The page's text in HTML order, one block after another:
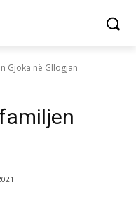
Gjoka në Gllogjan